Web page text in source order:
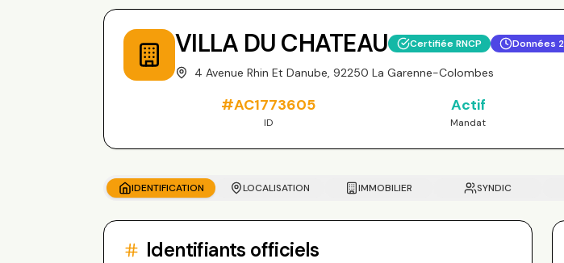
VILLA DU CHATEAU Certifiée RNCP Données
4 Avenue Rhin Et Danube, 92250 La Garenne-Colombes
#AC1773605
ID
Actif
Mandat
IDENTIFICATION LOCALISATION IMMOBILIER SYNDIC
Identifiants officiels